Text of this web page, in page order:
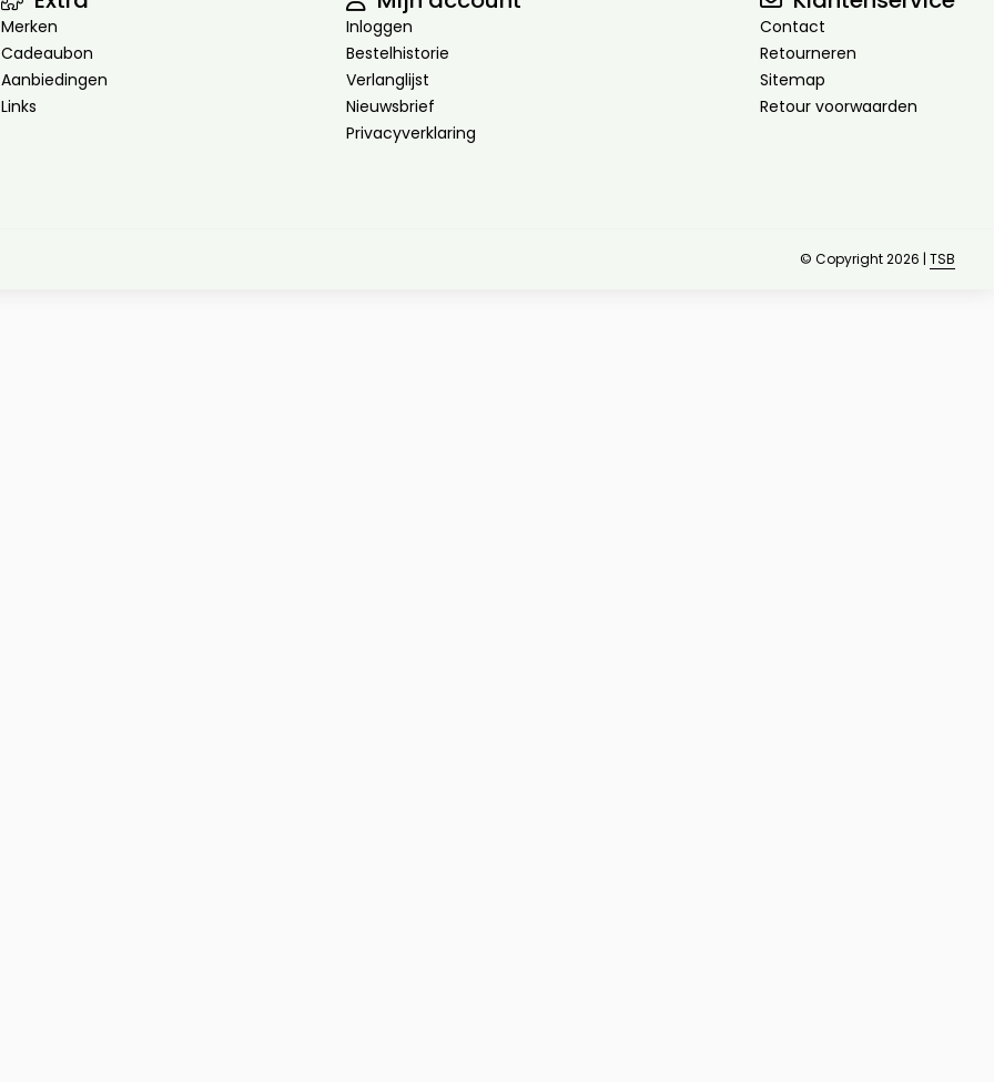
Merken
Cadeaubon
Aanbiedingen
Links
Inloggen
Bestelhistorie
Verlanglijst
Nieuwsbrief
Privacyverklaring
Contact
Retourneren
Sitemap
Retour voorwaarden
© Copyright 2026 | TSB